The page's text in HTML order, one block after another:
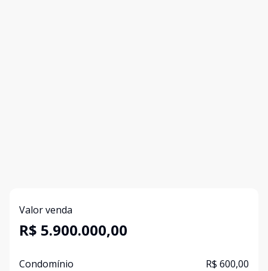
Valor venda
R$ 5.900.000,00
Condomínio R$ 600,00